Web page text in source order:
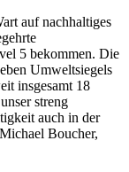
auf nachhaltiges
5 bekommen. Die
Umweltsiegels
insgesamt 18
streng
auch in der
Boucher,